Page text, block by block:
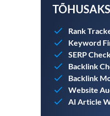
Rank
Keyword
SERP
Backlink
Backlink
Website
AI Article